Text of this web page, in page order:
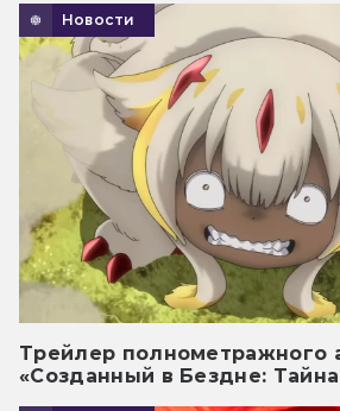
Новости
Трейлер полнометражного
«Созданный в Бездне: